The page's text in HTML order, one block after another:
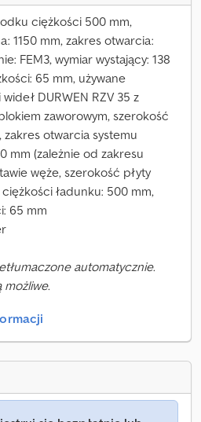
ciężkości 500 mm,
1150 mm, zakres otwarcia:
FEM3, wymiar wystający: 138
65 mm, używane
DURWEN RZV 35 z
zaworowym, szerokość
zakres otwarcia systemu
mm (zależnie od zakresu
węże, szerokość płyty
ładunku: 500 mm,
65 mm
automatycznie.
możliwe.